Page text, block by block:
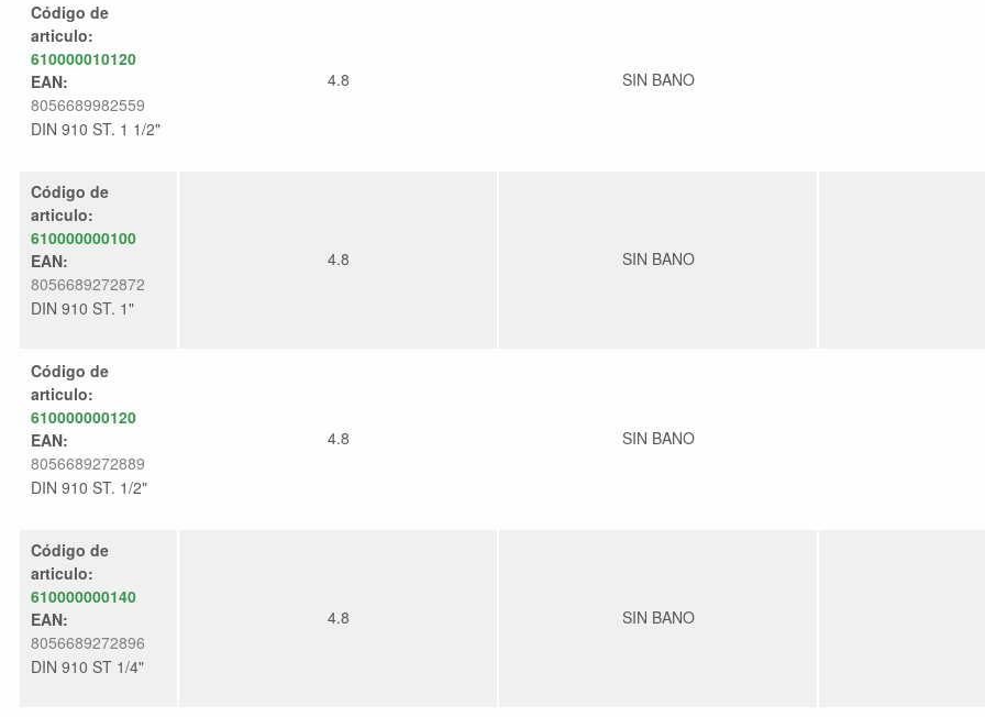
Código de
articulo:
610000010120
EAN:
8056689982559
DIN 910 ST. 1 1/2"
4.8 SIN BANO
Código de
articulo:
610000000100
EAN:
8056689272872
DIN 910 ST. 1"
4.8 SIN BANO
Código de
articulo:
610000000120
EAN:
8056689272889
DIN 910 ST. 1/2"
4.8 SIN BANO
Código de
articulo:
610000000140
EAN:
8056689272896
DIN 910 ST 1/4"
4.8 SIN BANO